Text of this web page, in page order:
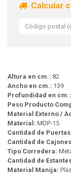
Calcular
Altura en cm.: 82
Ancho en cm.: 139
Profundidad en cm.:
Peso Producto
Material Externo /
Material: MDP-15
Cantidad de
Cantidad de
Tipo Corredera:
Cantidad de
Material Manija: